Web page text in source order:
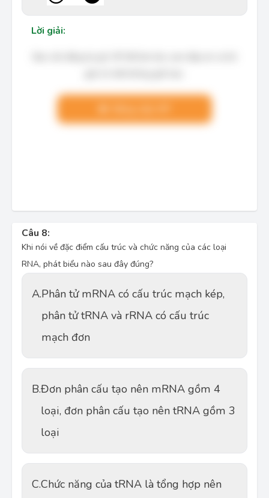
Lời giải:
Câu 8:
Khi nói về đặc điểm cấu trúc và chức năng của các loại
RNA, phát biểu nào sau đây đúng?
A.Phân tử mRNA có cấu trúc mạch kép,
phân tử tRNA và rRNA có cấu trúc
mạch đơn
B.Đơn phân cấu tạo nên mRNA gồm 4
loại, đơn phân cấu tạo nên tRNA gồm 3
loại
C.Chức năng của tRNA là tổng hợp nên